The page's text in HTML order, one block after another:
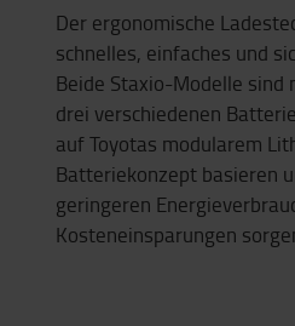
Der ergonomische
schnelles, einfaches und
Beide Staxio-Modelle sind
drei verschiedenen
auf Toyotas modularem
Batteriekonzept basieren
geringeren
Kosteneinsparungen